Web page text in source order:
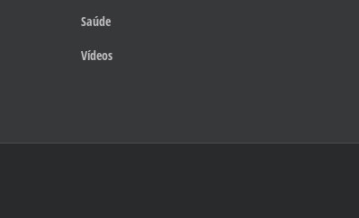
Saúde
Vídeos